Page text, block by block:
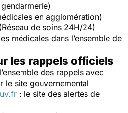
en agglomération)
(Réseau de soins 24H/24)
médicales dans l’ensemble de
les rappels officiels
des rappels avec
le site gouvernemental
: le site des alertes de